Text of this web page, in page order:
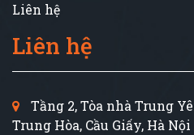
Liên hệ
Liên hệ
Tầng 2, Tòa nhà Trung
Trung Hòa, Cầu Giấy, Hà Nội